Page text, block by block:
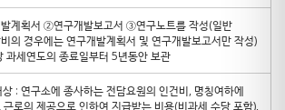
계획서 ②연구개발보고서 ③연구노트를 작성(일반
의 경우에는 연구개발계획서 및 연구개발보고서만 작성)
과세연도의 종료일부터 5년동안 보관
: 연구소에 종사하는 전담요원의 인건비, 명칭여하에
근로의 제공으로 인하여 지급받는 비용(비과세 수당 포함),